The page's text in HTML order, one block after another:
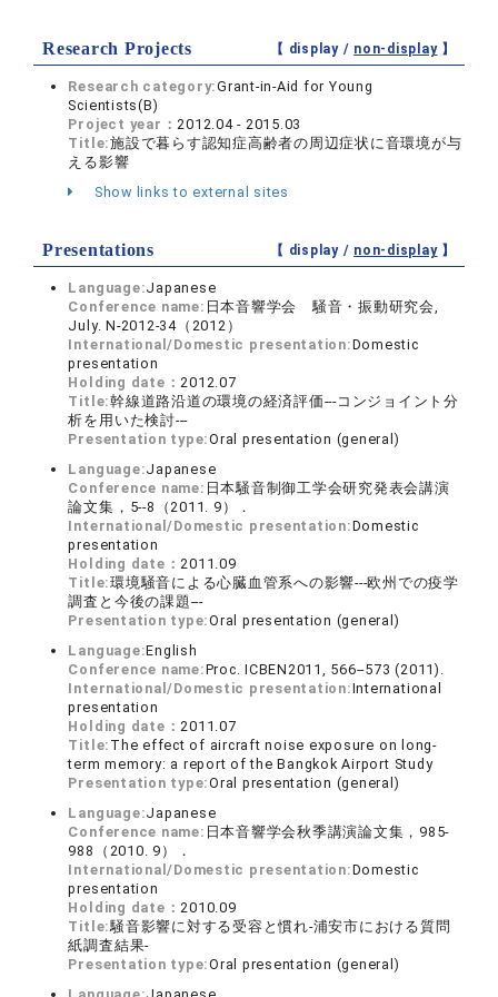
Research Projects 【 display / non-display】
Research category:Grant-in-Aid for Young
Scientists(B)
Project year：2012.04 - 2015.03
Title:施設で暮らす認知症高齢者の周辺症状に音環境が与
える影響
Show links to external sites
Presentations 【 display / non-display】
Language:Japanese
Conference name: 日本音響学会 騒音・振動研究会,
July. N-2012-34（2012）
International/Domestic presentation:Domestic
presentation
Holding date：2012.07
Title:幹線道路沿道の環境の経済評価---コンジョイント分
析を用いた検討---
Presentation type:Oral presentation (general)
Language:Japanese
Conference name: 日本騒音制御工学会研究発表会講演
論文集，5--8（2011. 9）．
International/Domestic presentation:Domestic
presentation
Holding date：2011.09
Title:環境騒音による心臓血管系への影響---欧州での疫学
調査と今後の課題---
Presentation type:Oral presentation (general)
Language:English
Conference name:Proc. ICBEN2011, 566--573 (2011).
International/Domestic presentation:International
presentation
Holding date：2011.07
Title: The effect of aircraft noise exposure on long-
term memory: a report of the Bangkok Airport Study
Presentation type:Oral presentation (general)
Language:Japanese
Conference name: 日本音響学会秋季講演論文集，985-
988（2010. 9）．
International/Domestic presentation:Domestic
presentation
Holding date：2010.09
Title:騒音影響に対する受容と慣れ-浦安市における質問
紙調査結果-
Presentation type:Oral presentation (general)